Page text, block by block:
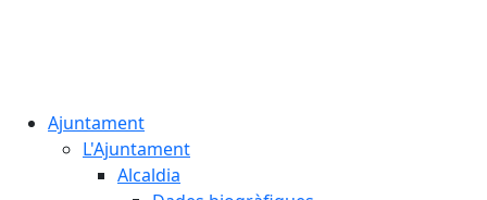
Ajuntament
L'Ajuntament
Alcaldia